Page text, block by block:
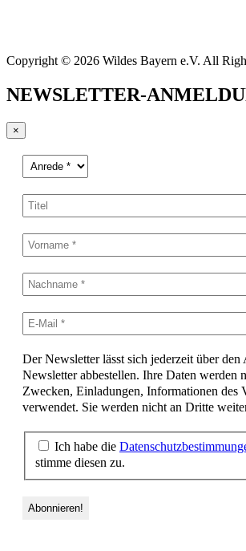
Copyright © 2026 Wildes Bayern e.V. All
NEWSLETTER-
×
Der Newsletter lässt sich jederzeit über
Newsletter abbestellen. Ihre Daten werden
Zwecken, Einladungen, Informationen des
verwendet. Sie werden nicht an Dritte
Ich habe die
stimme diesen zu.